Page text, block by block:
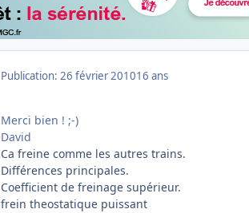
Publication: 26 février 201016 ans
Merci bien ! ;-)
David
Ca freine comme les autres trains.
Différences principales.
Coefficient de freinage supérieur.
frein theostatique puissant